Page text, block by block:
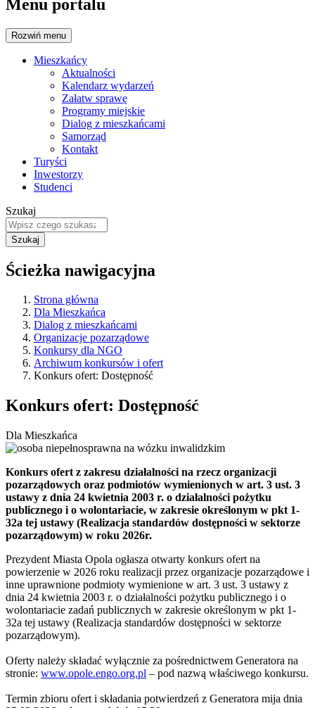
Menu portalu
Rozwiń menu
Mieszkańcy
Aktualności
Kalendarz wydarzeń
Załatw sprawę
Programy miejskie
Dialog z mieszkańcami
Samorząd
Kontakt
Turyści
Inwestorzy
Studenci
Szukaj
Ścieżka nawigacyjna
Strona główna
Dla Mieszkańca
Dialog z mieszkańcami
Organizacje pozarządowe
Konkursy dla NGO
Archiwum konkursów i ofert
Konkurs ofert: Dostępność
Konkurs ofert: Dostępność
Dla Mieszkańca
Konkurs ofert z zakresu działalności na rzecz organizacji
pozarządowych oraz podmiotów wymienionych w art. 3 ust. 3
ustawy z dnia 24 kwietnia 2003 r. o działalności pożytku
publicznego i o wolontariacie, w zakresie określonym w pkt 1-
32a tej ustawy (Realizacja standardów dostępności w sektorze
pozarządowym) w roku 2026r.
Prezydent Miasta Opola ogłasza otwarty konkurs ofert na
powierzenie w 2026 roku realizacji przez organizacje pozarządowe i
inne uprawnione podmioty wymienione w art. 3 ust. 3 ustawy z
dnia 24 kwietnia 2003 r. o działalności pożytku publicznego i o
wolontariacie zadań publicznych w zakresie określonym w pkt 1-
32a tej ustawy (Realizacja standardów dostępności w sektorze
pozarządowym).
Oferty należy składać wyłącznie za pośrednictwem Generatora na
stronie: www.opole.engo.org.pl – pod nazwą właściwego konkursu.
Termin zbioru ofert i składania potwierdzeń z Generatora mija dnia